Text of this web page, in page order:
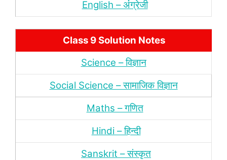
English – अंंग्रेजी
Class 9 Solution Notes
Science – विज्ञान
Social Science – सामाजिक विज्ञान
Maths – गणित
Hindi – हिन्‍दी
Sanskrit – संस्‍कृत